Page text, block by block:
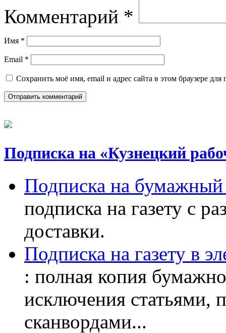
Комментарий *
Имя *
Email *
Сохранить моё имя, email и адрес сайта в этом браузере
Подписка на «Кузнецкий
Подписка на бумажный
подписка на газету с
доставки.
Подписка на газету в
: полная копия
исключения статьями,
сканвордами...